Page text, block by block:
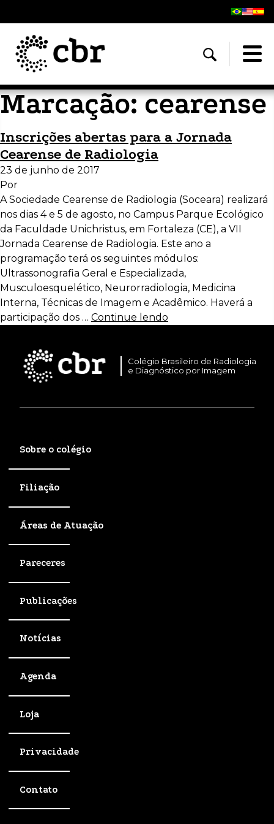
Marcação:cearense
Inscrições abertas para a Jornada
Cearense de Radiologia
23 de junho de 2017
Por
A Sociedade Cearense de Radiologia (Soceara) realizará
nos dias 4 e 5 de agosto, no Campus Parque Ecológico
da Faculdade Unichristus, em Fortaleza (CE), a VII
Jornada Cearense de Radiologia. Este ano a
programação terá os seguintes módulos:
Ultrassonografia Geral e Especializada,
Musculoesquelético, Neurorradiologia, Medicina
Interna, Técnicas de Imagem e Acadêmico. Haverá a
participação dos … Continue lendo
Colégio Brasileiro de Radiologia
e Diagnóstico por Imagem
Sobre o colégio
Filiação
Áreas de Atuação
Pareceres
Publicações
Notícias
Agenda
Loja
Privacidade
Contato